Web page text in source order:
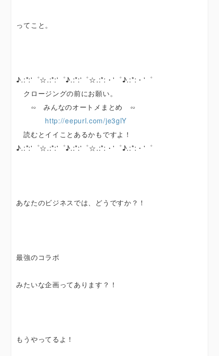
ってこと。
♪.:*:'゜☆.:*:'゜♪.:*:'゜☆.:*:・'゜♪.:*:・'゜
クロージングの前にお願い。
∽ みんなのオートメまとめ ∽
http://eepurl.com/je3glY
読むとイイことあるかもですよ！
♪.:*:'゜☆.:*:'゜♪.:*:'゜☆.:*:・'゜♪.:*:・'゜
あなたのビジネスでは、どうですか？！
最強のコラボ
みたいな企画ってあります？！
もうやってるよ！